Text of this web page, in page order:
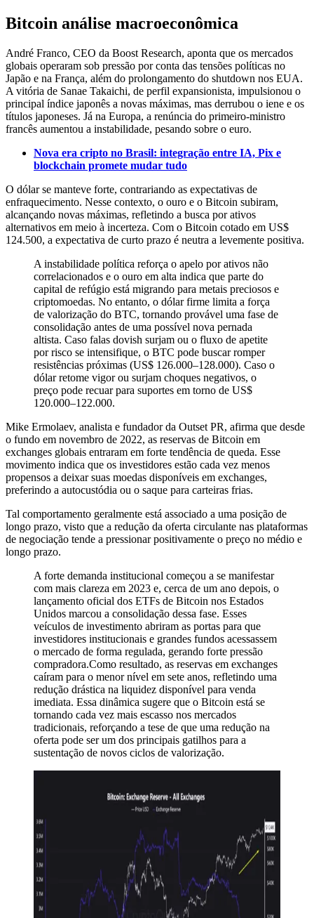
Bitcoin análise macroeconômica
André Franco, CEO da Boost Research, aponta que os mercados
globais operaram sob pressão por conta das tensões políticas no
Japão e na França, além do prolongamento do shutdown nos EUA.
A vitória de Sanae Takaichi, de perfil expansionista, impulsionou o
principal índice japonês a novas máximas, mas derrubou o iene e os
títulos japoneses. Já na Europa, a renúncia do primeiro-ministro
francês aumentou a instabilidade, pesando sobre o euro.
Nova era cripto no Brasil: integração entre IA, Pix e
blockchain promete mudar tudo
O dólar se manteve forte, contrariando as expectativas de
enfraquecimento. Nesse contexto, o ouro e o Bitcoin subiram,
alcançando novas máximas, refletindo a busca por ativos
alternativos em meio à incerteza. Com o Bitcoin cotado em US$
124.500, a expectativa de curto prazo é neutra a levemente positiva.
A instabilidade política reforça o apelo por ativos não
correlacionados e o ouro em alta indica que parte do
capital de refúgio está migrando para metais preciosos e
criptomoedas. No entanto, o dólar firme limita a força
de valorização do BTC, tornando provável uma fase de
consolidação antes de uma possível nova pernada
altista. Caso falas dovish surjam ou o fluxo de apetite
por risco se intensifique, o BTC pode buscar romper
resistências próximas (US$ 126.000–128.000). Caso o
dólar retome vigor ou surjam choques negativos, o
preço pode recuar para suportes em torno de US$
120.000–122.000.
Mike Ermolaev, analista e fundador da Outset PR, afirma que desde
o fundo em novembro de 2022, as reservas de Bitcoin em
exchanges globais entraram em forte tendência de queda. Esse
movimento indica que os investidores estão cada vez menos
propensos a deixar suas moedas disponíveis em exchanges,
preferindo a autocustódia ou o saque para carteiras frias.
Tal comportamento geralmente está associado a uma posição de
longo prazo, visto que a redução da oferta circulante nas plataformas
de negociação tende a pressionar positivamente o preço no médio e
longo prazo.
A forte demanda institucional começou a se manifestar
com mais clareza em 2023 e, cerca de um ano depois, o
lançamento oficial dos ETFs de Bitcoin nos Estados
Unidos marcou a consolidação dessa fase. Esses
veículos de investimento abriram as portas para que
investidores institucionais e grandes fundos acessassem
o mercado de forma regulada, gerando forte pressão
compradora.Como resultado, as reservas em exchanges
caíram para o menor nível em sete anos, refletindo uma
redução drástica na liquidez disponível para venda
imediata. Essa dinâmica sugere que o Bitcoin está se
tornando cada vez mais escasso nos mercados
tradicionais, reforçando a tese de que uma redução na
oferta pode ser um dos principais gatilhos para a
sustentação de novos ciclos de valorização.